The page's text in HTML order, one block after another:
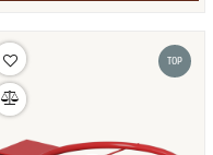
TOP